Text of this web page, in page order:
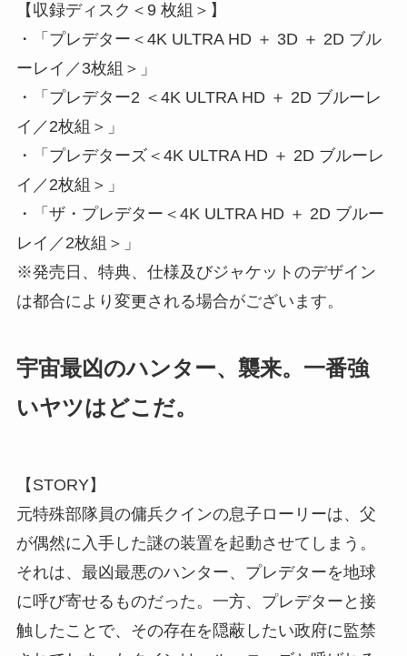
【収録ディスク＜9 枚組＞】
・「プレデター＜4K ULTRA HD ＋ 3D ＋ 2D ブル
ーレイ／3枚組＞」
・「プレデター2 ＜4K ULTRA HD ＋ 2D ブルーレ
イ／2枚組＞」
・「プレデターズ＜4K ULTRA HD ＋ 2D ブルーレ
イ／2枚組＞」
・「ザ・プレデター＜4K ULTRA HD ＋ 2D ブルー
レイ／2枚組＞」
※発売日、特典、仕様及びジャケットのデザイン
は都合により変更される場合がございます。
宇宙最凶のハンター、襲来。一番強
いヤツはどこだ。
【STORY】
元特殊部隊員の傭兵クインの息子ローリーは、父
が偶然に入手した謎の装置を起動させてしまう。
それは、最凶最悪のハンター、プレデターを地球
に呼び寄せるものだった。一方、プレデターと接
触したことで、その存在を隠蔽したい政府に監禁